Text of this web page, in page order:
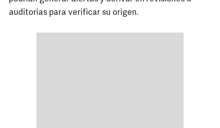
auditorías para verificar su origen.